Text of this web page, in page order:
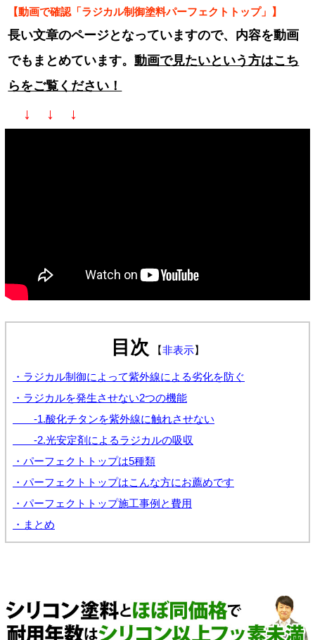
【動画で確認「ラジカル制御塗料パーフェクトトップ」】
長い文章のページとなっていますので、内容を動画
でもまとめています。動画で見たいという方はこち
らをご覧ください！
↓ ↓ ↓
目次 【非表示】
・ラジカル制御によって紫外線による劣化を防ぐ
・ラジカルを発生させない2つの機能
-1.酸化チタンを紫外線に触れさせない
-2.光安定剤によるラジカルの吸収
・パーフェクトトップは5種類
・パーフェクトトップはこんな方にお薦めです
・パーフェクトトップ施工事例と費用
・まとめ